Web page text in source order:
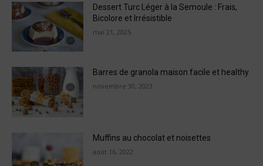
Dessert Turc Léger à la Semoule : Frais,
Bicolore et Irrésistible
mai 21, 2025
Barres de granola maison facile et healthy
novembre 30, 2023
Muffins au chocolat et noisettes
août 16, 2022